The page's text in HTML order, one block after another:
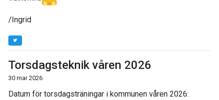
/Ingrid
Torsdagsteknik våren 2026
30 mar 2026
Datum för torsdagsträningar i kommunen våren 2026: